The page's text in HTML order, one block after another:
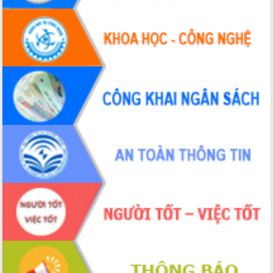
Hội thảo khoa học “Giải pháp thúc đẩy
phát triển nền kinh tế xanh tại tỉnh
Đắk Lắk”
Tăng cường giám sát, đôn đốc thực
hiện nhiệm vụ quản lý tài sản công
hàng tuần
Tháo gỡ những vướng mắc, đẩy mạnh
công tác cải cách thủ tục hành chính
tại Trung tâm Phục vụ hành chính
công tỉnh
Đắk Lắk: Tôn vinh 46 giải pháp tại Hội
thi Sáng tạo Kỹ thuật 2024 - 2025
Đắk Lắk rà soát, điều chỉnh Đề án 190
về phát triển nuôi trồng thủy sản
Phó Chủ tịch UBND tỉnh Đắk Lắk
Trương Công Thái kiểm tra thực địa
Dự án cao tốc Khánh Hòa - Buôn Ma
Thuột
Định vị cà phê Việt Nam như một “di
sản sống” trong dòng chảy toàn cầu